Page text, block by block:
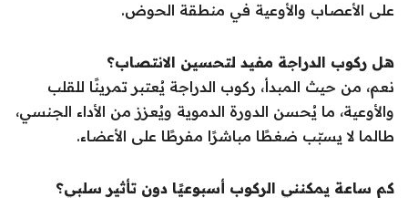
على الأعصاب والأوعية في منطقة الحوض.
هل ركوب الدراجة مفيد لتحسين الانتصاب؟
نعم، من حيث المبدأ، ركوب الدراجة يُعتبر تمرينًا للقلب
والأوعية، ما يُحسن الدورة الدموية ويُعزز من الأداء الجنسي،
طالما لا يسبّب ضغطًا مباشرًا مفرطًا على الأعضاء.
كم ساعة يمكنني الركوب أسبوعيًا دون تأثير سلبي؟